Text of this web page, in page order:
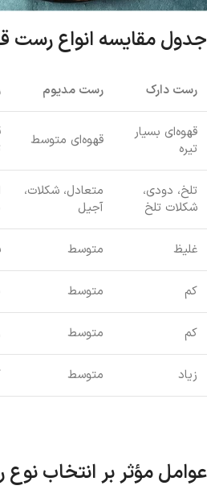
جدول مقایسه انواع رست
رست دارک رست مدیوم
قهوه‌ای بسیار
تیره
قهوه‌ای متوسط
تلخ، دودی،
شکلات تلخ
متعادل، شکلات،
آجیل
غلیظ متوسط
کم متوسط
کم متوسط
زیاد متوسط
عوامل مؤثر بر انتخاب